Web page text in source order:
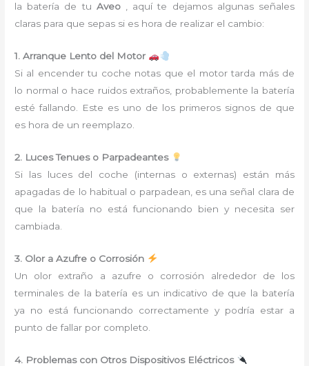
la batería de tu Aveo , aquí te dejamos algunas señales
claras para que sepas si es hora de realizar el cambio:
1. Arranque Lento del Motor
Si al encender tu coche notas que el motor tarda más de
lo normal o hace ruidos extraños, probablemente la batería
esté fallando. Este es uno de los primeros signos de que
es hora de un reemplazo.
2. Luces Tenues o Parpadeantes
Si las luces del coche (internas o externas) están más
apagadas de lo habitual o parpadean, es una señal clara de
que la batería no está funcionando bien y necesita ser
cambiada.
3. Olor a Azufre o Corrosión
Un olor extraño a azufre o corrosión alrededor de los
terminales de la batería es un indicativo de que la batería
ya no está funcionando correctamente y podría estar a
punto de fallar por completo.
4. Problemas con Otros Dispositivos Eléctricos